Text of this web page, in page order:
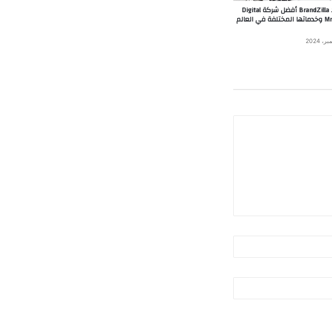
براندزيلا BrandZilla أفضل شركة Digital
Mrketing وخدماتها المختلفة في العالم